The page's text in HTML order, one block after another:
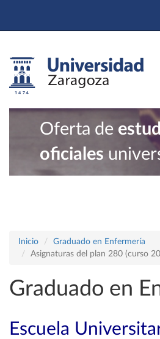
Oferta de
oficiales
Inicio
Graduado en Enfermería
Asignaturas del plan 280 (curso
Graduado en
Escuela